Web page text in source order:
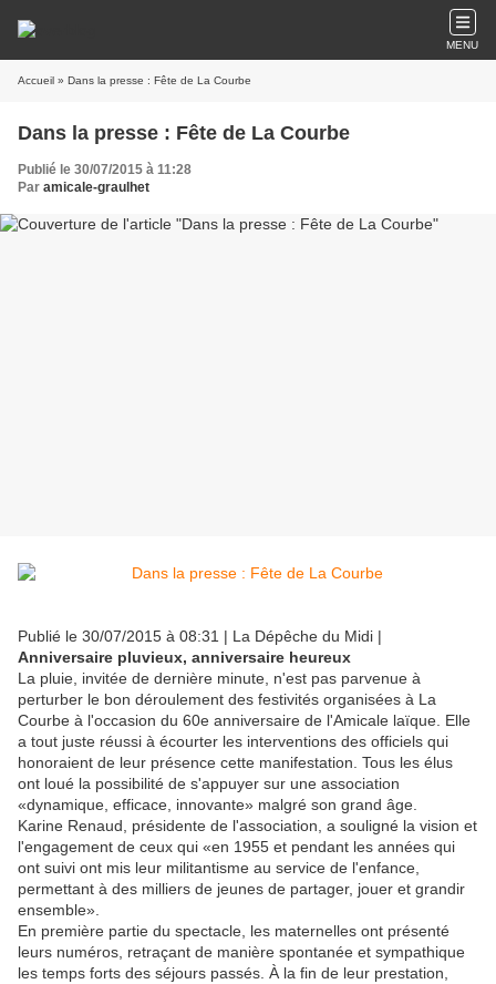
MENU
Accueil » Dans la presse : Fête de La Courbe
Dans la presse : Fête de La Courbe
Publié le 30/07/2015 à 11:28
Par amicale-graulhet
Publié le 30/07/2015 à 08:31 | La Dépêche du Midi |
Anniversaire pluvieux, anniversaire heureux
La pluie, invitée de dernière minute, n'est pas parvenue à
perturber le bon déroulement des festivités organisées à La
Courbe à l'occasion du 60e anniversaire de l'Amicale laïque. Elle
a tout juste réussi à écourter les interventions des officiels qui
honoraient de leur présence cette manifestation. Tous les élus
ont loué la possibilité de s'appuyer sur une association
«dynamique, efficace, innovante» malgré son grand âge.
Karine Renaud, présidente de l'association, a souligné la vision et
l'engagement de ceux qui «en 1955 et pendant les années qui
ont suivi ont mis leur militantisme au service de l'enfance,
permettant à des milliers de jeunes de partager, jouer et grandir
ensemble».
En première partie du spectacle, les maternelles ont présenté
leurs numéros, retraçant de manière spontanée et sympathique
les temps forts des séjours passés. À la fin de leur prestation,